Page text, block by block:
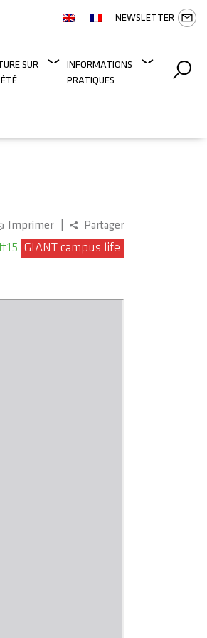
NEWSLETTER
SUR
INFORMATIONS
PRATIQUES
Imprimer Partager
GIANT campus life